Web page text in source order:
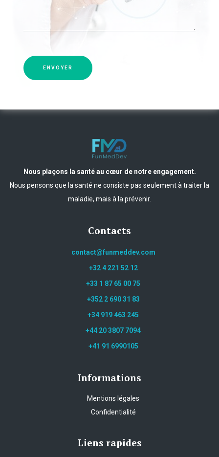
ENVOYER
Nous plaçons la santé au cœur de notre engagement.
Nous pensons que la santé ne consiste pas seulement à traiter la
maladie, mais à la prévenir.
Contacts
contact@funmeddev.com
+32 4 221 52 12
+33 1 87 65 00 75
+352 2 690 31 83
+34 919 463 245
+44 20 3807 7094
+41 91 6990105
Informations
Mentions légales
Confidentialité
Liens rapides